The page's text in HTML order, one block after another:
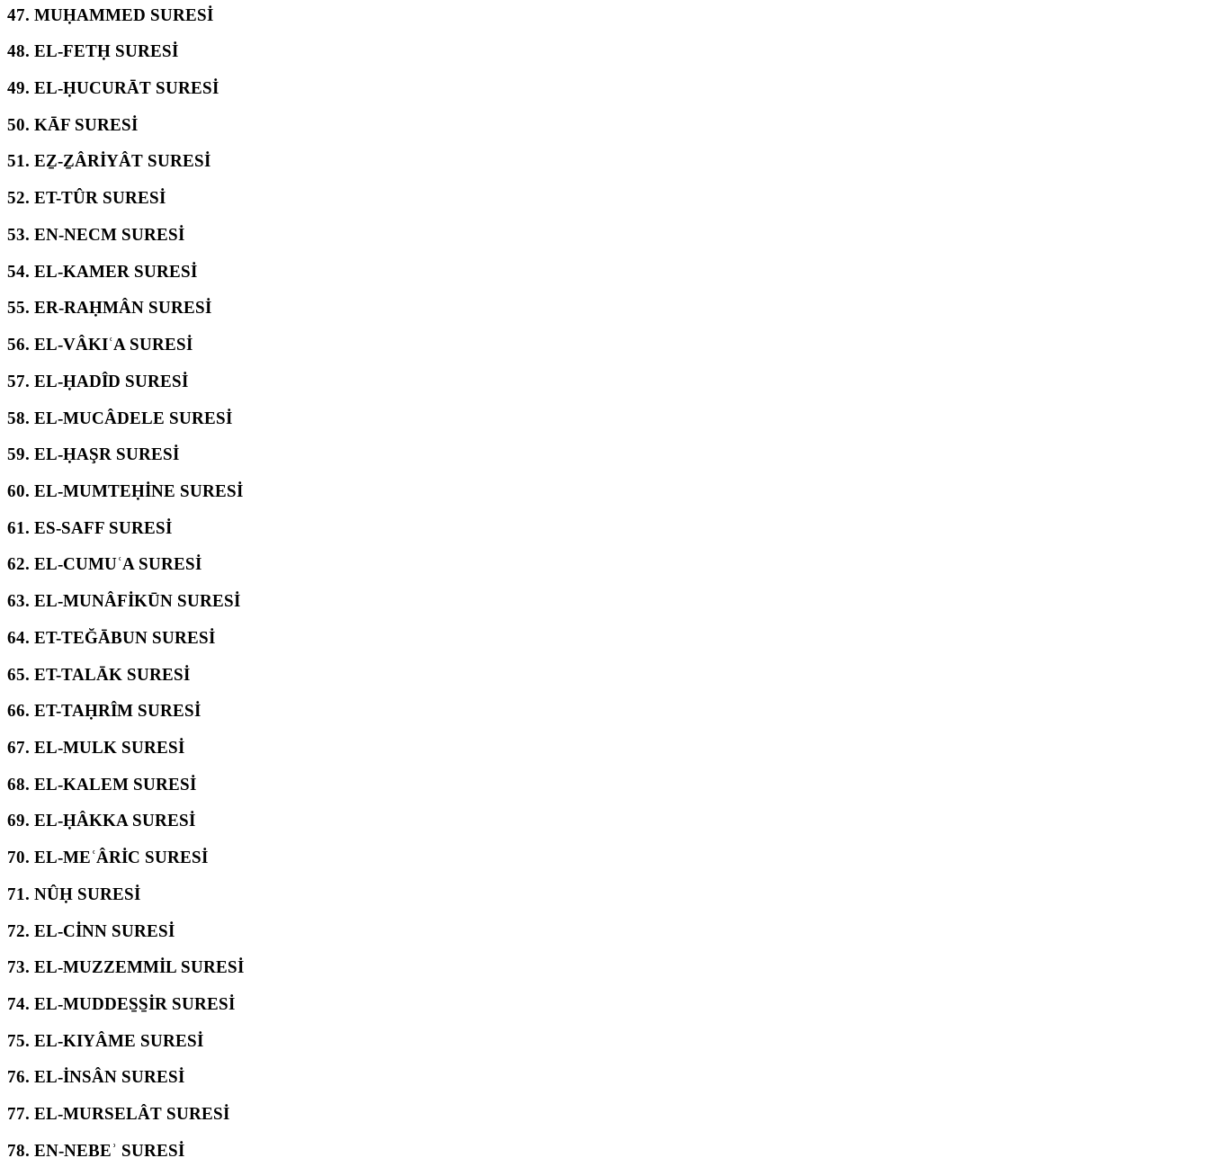
47. MUḤAMMED SURESİ
48. EL-FETḤ SURESİ
49. EL-ḤUCURĀT SURESİ
50. KĀF SURESİ
51. EẔ-ẔÂRİYÂT SURESİ
52. ET-TÛR SURESİ
53. EN-NECM SURESİ
54. EL-KAMER SURESİ
55. ER-RAḤMÂN SURESİ
56. EL-VÂKIʿA SURESİ
57. EL-ḤADÎD SURESİ
58. EL-MUCÂDELE SURESİ
59. EL-ḤAŞR SURESİ
60. EL-MUMTEḤİNE SURESİ
61. ES-SAFF SURESİ
62. EL-CUMUʿA SURESİ
63. EL-MUNÂFİKŪN SURESİ
64. ET-TEĞĀBUN SURESİ
65. ET-TALĀK SURESİ
66. ET-TAḤRÎM SURESİ
67. EL-MULK SURESİ
68. EL-KALEM SURESİ
69. EL-ḤÂKKA SURESİ
70. EL-MEʿÂRİC SURESİ
71. NÛḤ SURESİ
72. EL-CİNN SURESİ
73. EL-MUZZEMMİL SURESİ
74. EL-MUDDES̱S̱İR SURESİ
75. EL-KIYÂME SURESİ
76. EL-İNSÂN SURESİ
77. EL-MURSELÂT SURESİ
78. EN-NEBEʾ SURESİ